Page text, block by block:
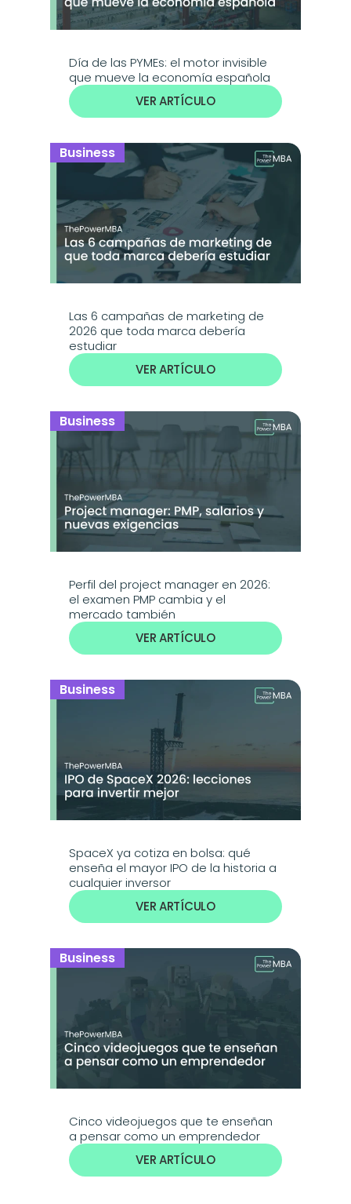
Día de las PYMEs: el motor invisible
que mueve la economía española
VER ARTÍCULO
Business
Las 6 campañas de marketing de
2026 que toda marca debería
estudiar
VER ARTÍCULO
Business
Perfil del project manager en 2026:
el examen PMP cambia y el
mercado también
VER ARTÍCULO
Business
SpaceX ya cotiza en bolsa: qué
enseña el mayor IPO de la historia a
cualquier inversor
VER ARTÍCULO
Business
Cinco videojuegos que te enseñan
a pensar como un emprendedor
VER ARTÍCULO